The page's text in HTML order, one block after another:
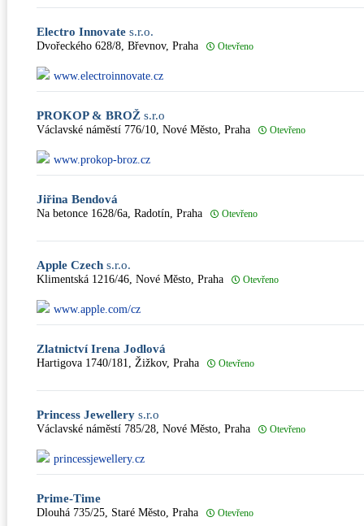
Electro Innovate s.r.o.
Dvořeckého 628/8, Břevnov, Praha Otevřeno
www.electroinnovate.cz
PROKOP & BROŽ s.r.o
Václavské náměstí 776/10, Nové Město, Praha Otevřeno
www.prokop-broz.cz
Jiřina Bendová
Na betonce 1628/6a, Radotín, Praha Otevřeno
Apple Czech s.r.o.
Klimentská 1216/46, Nové Město, Praha Otevřeno
www.apple.com/cz
Zlatnictví Irena Jodlová
Hartigova 1740/181, Žižkov, Praha Otevřeno
Princess Jewellery s.r.o
Václavské náměstí 785/28, Nové Město, Praha Otevřeno
princessjewellery.cz
Prime-Time
Dlouhá 735/25, Staré Město, Praha Otevřeno